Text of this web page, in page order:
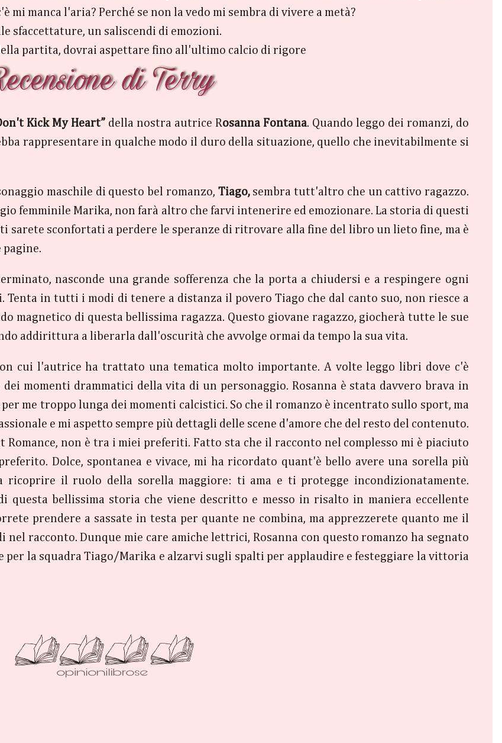
mi manca l'aria? Perché se non la vedo mi sembra di vivere a metà?
sfaccettature, un saliscendi di emozioni.
partita, dovrai aspettare fino all'ultimo calcio di rigore
Kick My Heart” della nostra autrice Rosanna Fontana. Quando leggo dei romanzi, do
rappresentare in qualche modo il duro della situazione, quello che inevitabilmente si
maschile di questo bel romanzo, Tiago,sembra tutt'altro che un cattivo ragazzo.
femminile Marika, non farà altro che farvi intenerire ed emozionare. La storia di questi
sarete sconfortati a perdere le speranze di ritrovare alla fine del libro un lieto fine, ma è
nasconde una grande sofferenza che la porta a chiudersi e a respingere ogni
Tenta in tutti i modi di tenere a distanza il povero Tiago che dal canto suo, non riesce a
magnetico di questa bellissima ragazza. Questo giovane ragazzo, giocherà tutte le sue
addirittura a liberarla dall'oscurità che avvolge ormai da tempo la sua vita.
cui l'autrice ha trattato una tematica molto importante. A volte leggo libri dove c'è
momenti drammatici della vita di un personaggio. Rosanna è stata davvero brava in
me troppo lunga dei momenti calcistici. So che il romanzo è incentrato sullo sport, ma
e mi aspetto sempre più dettagli delle scene d'amore che del resto del contenuto.
Romance, non è tra i miei preferiti. Fatto sta che il racconto nel complesso mi è piaciuto
Dolce, spontanea e vivace, mi ha ricordato quant'è bello avere una sorella più
ricoprire il ruolo della sorella maggiore: ti ama e ti protegge incondizionatamente.
questa bellissima storia che viene descritto e messo in risalto in maniera eccellente
prendere a sassate in testa per quante ne combina, ma apprezzerete quanto me il
racconto. Dunque mie care amiche lettrici, Rosanna con questo romanzo ha segnato
per la squadra Tiago/Marika e alzarvi sugli spalti per applaudire e festeggiare la vittoria